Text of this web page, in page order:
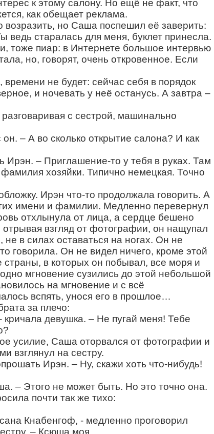
к этому салону. Но ещё не факт, что
как обещает реклама.
возразить, но Саша поспешил её заверить:
ведь старалась для меня, буклет принесла.
тоже пиар: в Интернете большое интервью
но, говорят, очень откровенное. Если
не будет: сейчас себя в порядок
и ночевать у неё останусь. А завтра –
с сестрой, машинально
– А во сколько открытие салона? И как
Ирэн. – Приглашение-то у тебя в руках. Там
хозяйки. Типично немецкая. Точно
Ирэн что-то продолжала говорить. А
имени и фамилии. Медленно перевернул
отхлынула от лица, а сердце бешено
взгляд от фотографии, он нащупал
не в силах оставаться на ногах. Он не
говорила. Он не видел ничего, кроме этой
в которых он побывал, все моря и
мгновение сузились до этой небольшой
на мгновение и с всё
вспять, унося его в прошлое…
за плечо:
девушка. – Не пугай меня! Тебе
усилие, Саша оторвался от фотографии и
взглянул на сестру.
Ирэн. – Ну, скажи хоть что-нибудь!
– Этого не может быть. Но это точно она.
почти так же тихо:
Кнабенгоф, - медленно проговорил
– Ксюша моя.